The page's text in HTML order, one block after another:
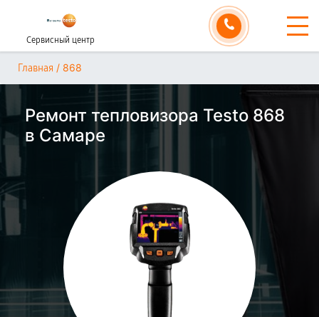
Сервисный центр
Главная / 868
Ремонт тепловизора Testo 868
в Самаре